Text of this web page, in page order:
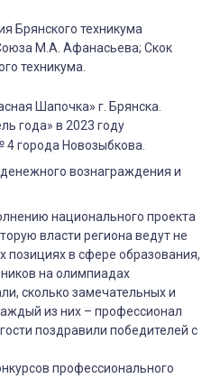
Брянского техникума
М.А. Афанасьева; Скок
техникума.
Шапочка» г. Брянска.
года» в 2023 году
города Новозыбкова.
вознаграждения и
национального проекта
власти региона ведут не
позициях в сфере образования,
на олимпиадах
сколько замечательных и
из них – профессионал
поздравили победителей с
профессионального